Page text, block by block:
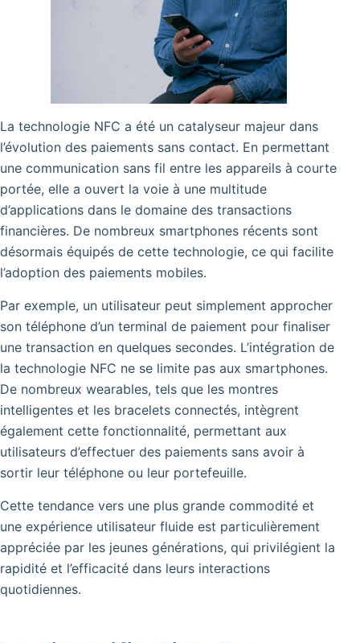
La technologie NFC a été un catalyseur majeur dans
l’évolution des paiements sans contact. En permettant
une communication sans fil entre les appareils à courte
portée, elle a ouvert la voie à une multitude
d’applications dans le domaine des transactions
financières. De nombreux smartphones récents sont
désormais équipés de cette technologie, ce qui facilite
l’adoption des paiements mobiles.
Par exemple, un utilisateur peut simplement approcher
son téléphone d’un terminal de paiement pour finaliser
une transaction en quelques secondes. L’intégration de
la technologie NFC ne se limite pas aux smartphones.
De nombreux wearables, tels que les montres
intelligentes et les bracelets connectés, intègrent
également cette fonctionnalité, permettant aux
utilisateurs d’effectuer des paiements sans avoir à
sortir leur téléphone ou leur portefeuille.
Cette tendance vers une plus grande commodité et
une expérience utilisateur fluide est particulièrement
appréciée par les jeunes générations, qui privilégient la
rapidité et l’efficacité dans leurs interactions
quotidiennes.